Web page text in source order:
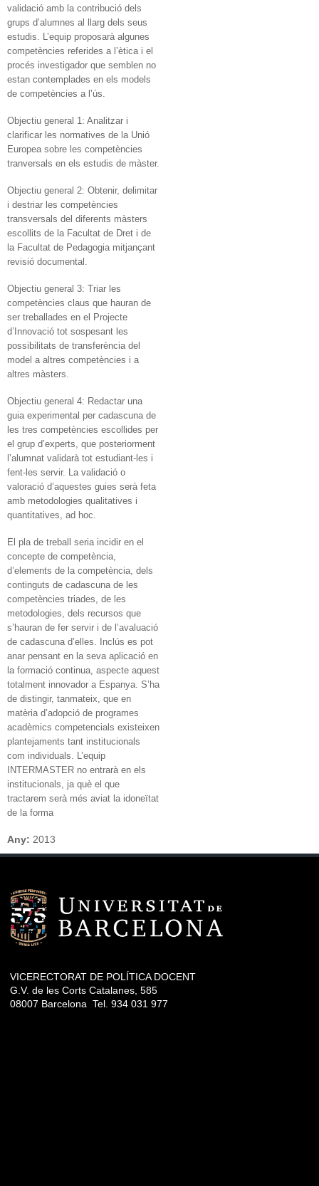
validació amb la contribució dels
grups d’alumnes al llarg dels seus
estudis. L’equip proposarà algunes
competències referides a l’ètica i el
procés investigador que semblen no
estan contemplades en els models
de competències a l’ús.
Objectiu general 1: Analitzar i
clarificar les normatives de la Unió
Europea sobre les competències
tranversals en els estudis de màster.
Objectiu general 2: Obtenir, delimitar
i destriar les competències
transversals del diferents màsters
escollits de la Facultat de Dret i de
la Facultat de Pedagogia mitjançant
revisió documental.
Objectiu general 3: Triar les
competències claus que hauran de
ser treballades en el Projecte
d’Innovació tot sospesant les
possibilitats de transferència del
model a altres competències i a
altres màsters.
Objectiu general 4: Redactar una
guia experimental per cadascuna de
les tres competències escollides per
el grup d’experts, que posteriorment
l’alumnat validarà tot estudiant-les i
fent-les servir. La validació o
valoració d’aquestes guies serà feta
amb metodologies qualitatives i
quantitatives, ad hoc.
El pla de treball seria incidir en el
concepte de competència,
d’elements de la competència, dels
continguts de cadascuna de les
competències triades, de les
metodologies, dels recursos que
s’hauran de fer servir i de l’avaluació
de cadascuna d’elles. Inclús es pot
anar pensant en la seva aplicació en
la formació continua, aspecte aquest
totalment innovador a Espanya. S’ha
de distingir, tanmateix, que en
matèria d’adopció de programes
acadèmics competencials existeixen
plantejaments tant institucionals
com individuals. L’equip
INTERMASTER no entrarà en els
institucionals, ja què el que
tractarem serà més aviat la idoneïtat
de la forma
Any: 2013
VICERECTORAT DE POLÍTICA DOCENT
G.V. de les Corts Catalanes, 585
08007 Barcelona Tel. 934 031 977